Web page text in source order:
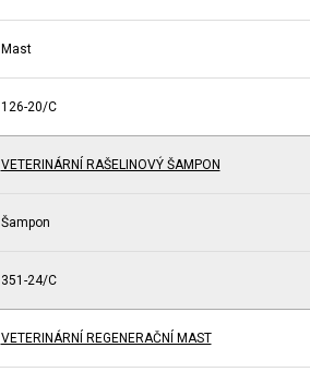
Mast
126-20/C
VETERINÁRNÍ RAŠELINOVÝ ŠAMPON
Šampon
351-24/C
VETERINÁRNÍ REGENERAČNÍ MAST